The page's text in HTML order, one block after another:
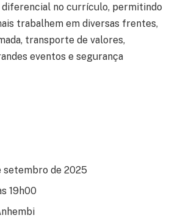
diferencial no currículo, permitindo
trabalhem em diversas frentes,
transporte de valores,
eventos e segurança
setembro de 2025
19h00